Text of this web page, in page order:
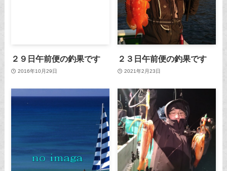
２９日午前便の釣果です
2016年10月29日
２３日午前便の釣果です
2021年2月23日